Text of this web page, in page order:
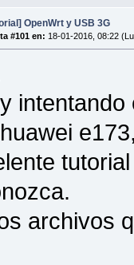
OpenWrt y USB 3G
#101 en: 18-01-2016, 08:22
archivos